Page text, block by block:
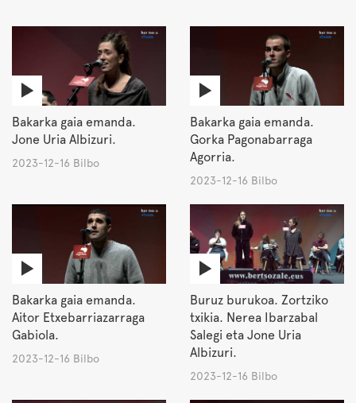
Bakarka gaia emanda.
Jone Uria Albizuri.
2023-12-16 Bilbo
Bakarka gaia emanda.
Gorka Pagonabarraga
Agorria.
2023-12-16 Bilbo
Bakarka gaia emanda.
Aitor Etxebarriazarraga
Gabiola.
2023-12-16 Bilbo
Buruz burukoa. Zortziko
txikia. Nerea Ibarzabal
Salegi eta Jone Uria
Albizuri.
2023-12-16 Bilbo